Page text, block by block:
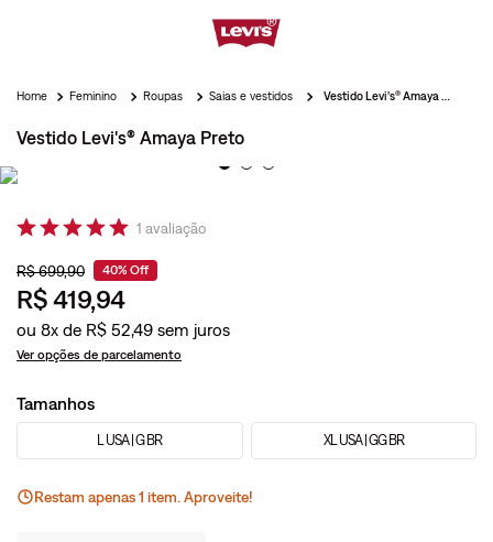
Feminino Roupas Saias e vestidos
Vestido Levi's® Amaya Preto
1 avaliação
R$699,90 40% Off
R$419,94
ou 8x de R$ 52,49
Ver opções de parcelamento
Tamanhos
L USA | G BR XL USA | GG BR
Restam apenas1 item. Aproveite!